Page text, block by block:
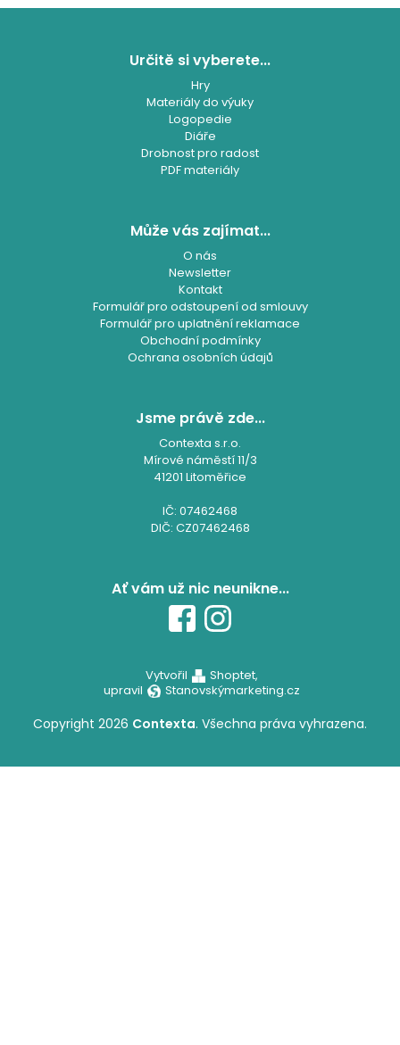
a
p
r
v
k
y
v
ý
p
u
Určitě si vyberete...
Hry
Materiály do výuky
Logopedie
Diáře
Drobnost pro radost
PDF materiály
Může vás zajímat...
O nás
Newsletter
Kontakt
Formulář pro odstoupení od smlouvy
Formulář pro uplatnění reklamace
Obchodní podmínky
Ochrana osobních údajů
Jsme právě zde...
Contexta s.r.o.
Mírové náměstí 11/3
41201 Litoměřice
IČ: 07462468
DIČ: CZ07462468
Ať vám už nic neunikne...
Vytvořil
Shoptet,
upravil
Stanovskýmarketing.cz
Copyright 2026 Contexta. Všechna práva vyhrazena.